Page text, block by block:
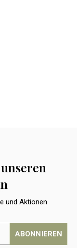
und Aktionen
ABONNIEREN